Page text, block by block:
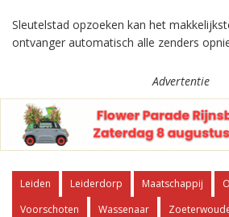
Sleutelstad opzoeken kan het
ontvanger automatisch alle zenders
Advertentie
Leiden Leiderdorp Maatschappij
Voorschoten
Wassenaar